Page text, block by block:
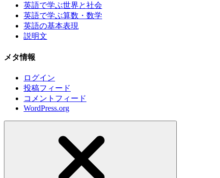
英語で学ぶ世界と社会
英語で学ぶ算数・数学
英語の基本表現
説明文
メタ情報
ログイン
投稿フィード
コメントフィード
WordPress.org